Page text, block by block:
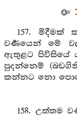
157. මිදීමක්
වර්‍ණයෙන් මේ
ඇතුළට පිවිසියේ
පුදන්නෙම්
කන්නට නො
158. උත්තම